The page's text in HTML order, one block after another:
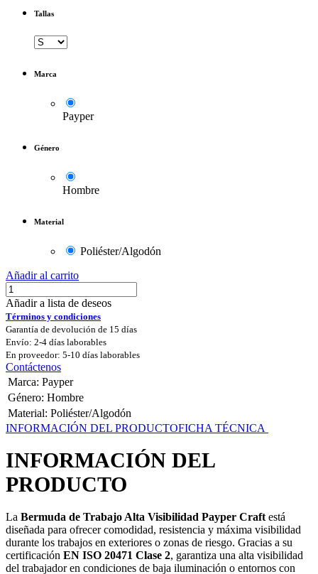
Tallas
Marca
Payper
Género
Hombre
Material
Poliéster/Algodón
Añadir al carrito
Añadir a lista de deseos
Términos y condiciones
Garantía de devolución de 15 días
Envío: 2-4 días laborables
En proveedor: 5-10 días laborables
Contáctenos
Marca: Payper
Género: Hombre
Material: Poliéster/Algodón
INFORMACIÓN DEL PRODUCTOFICHA TÉCNICA
INFORMACIÓN DEL
PRODUCTO
La Bermuda de Trabajo Alta Visibilidad Payper Craft está
diseñada para ofrecer comodidad, resistencia y máxima visibilidad
durante los trabajos en exteriores o zonas de riesgo. Gracias a su
certificación EN ISO 20471 Clase 2, garantiza una alta visibilidad
del trabajador en condiciones de baja iluminación o entornos con